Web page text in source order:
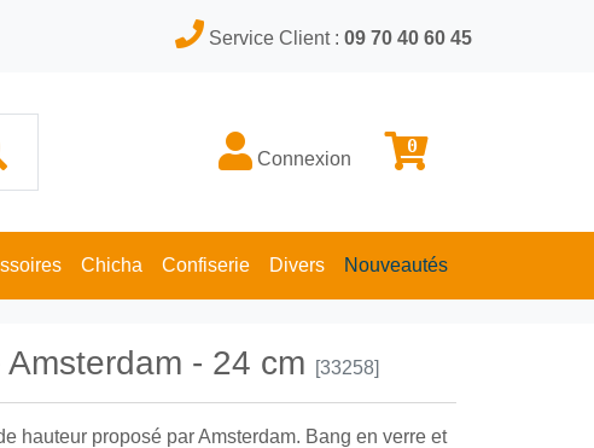
Service Client : 09 70 40 60 45
Connexion
0
Chicha Confiserie Divers Nouveautés
- 24 cm [33258]
hauteur proposé par Amsterdam. Bang en verre et